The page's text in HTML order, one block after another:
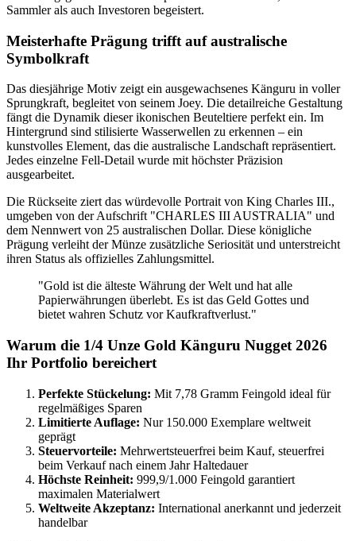
Sammler als auch Investoren begeistert.
Meisterhafte Prägung trifft auf australische
Symbolkraft
Das diesjährige Motiv zeigt ein ausgewachsenes Känguru in voller
Sprungkraft, begleitet von seinem Joey. Die detailreiche Gestaltung
fängt die Dynamik dieser ikonischen Beuteltiere perfekt ein. Im
Hintergrund sind stilisierte Wasserwellen zu erkennen – ein
kunstvolles Element, das die australische Landschaft repräsentiert.
Jedes einzelne Fell-Detail wurde mit höchster Präzision
ausgearbeitet.
Die Rückseite ziert das würdevolle Portrait von King Charles III.,
umgeben von der Aufschrift "CHARLES III AUSTRALIA" und
dem Nennwert von 25 australischen Dollar. Diese königliche
Prägung verleiht der Münze zusätzliche Seriosität und unterstreicht
ihren Status als offizielles Zahlungsmittel.
"Gold ist die älteste Währung der Welt und hat alle
Papierwährungen überlebt. Es ist das Geld Gottes und
bietet wahren Schutz vor Kaufkraftverlust."
Warum die 1/4 Unze Gold Känguru Nugget 2026
Ihr Portfolio bereichert
Perfekte Stückelung: Mit 7,78 Gramm Feingold ideal für
regelmäßiges Sparen
Limitierte Auflage: Nur 150.000 Exemplare weltweit
geprägt
Steuervorteile: Mehrwertsteuerfrei beim Kauf, steuerfrei
beim Verkauf nach einem Jahr Haltedauer
Höchste Reinheit: 999,9/1.000 Feingold garantiert
maximalen Materialwert
Weltweite Akzeptanz: International anerkannt und jederzeit
handelbar